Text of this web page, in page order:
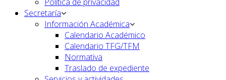
Secretaría
Información Académica
Calendario Académico
Calendario TFG/TFM
Normativa
Traslado de expediente